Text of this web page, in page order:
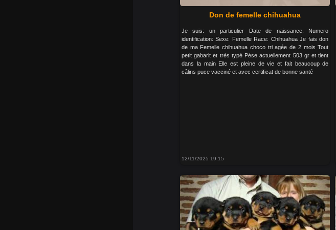
Don de femelle chihuahua
Je suis: un particulier Date de naissance: Numero
identification: Sexe: Femelle Race: Chihuahua Je fais don
de ma Femelle chihuahua choco tri agée de 2 mois Tout
petit gabarit et très typé Pèse actuellement 503 gr et tient
dans la main Elle est pleine de vie et fait beaucoup de
câlins puce vacciné et avec certificat de bonne santé
12/11/2025 19:15